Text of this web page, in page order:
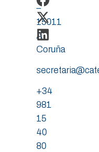
–
15011
A
Coruña
+34
981
15
40
80